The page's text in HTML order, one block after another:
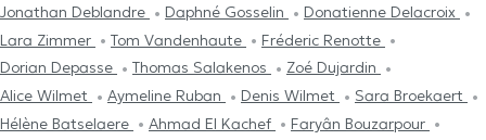
Jonathan Deblandre
Daphné Gosselin
Donatienne Delacroix
Lara Zimmer
Tom Vandenhaute
Fréderic Renotte
Dorian Depasse
Thomas Salakenos
Zoé Dujardin
Alice Wilmet
Aymeline Ruban Denis Wilmet
Sara Broekaert
Hélène Batselaere
Ahmad El Kachef
Faryân Bouzarpour